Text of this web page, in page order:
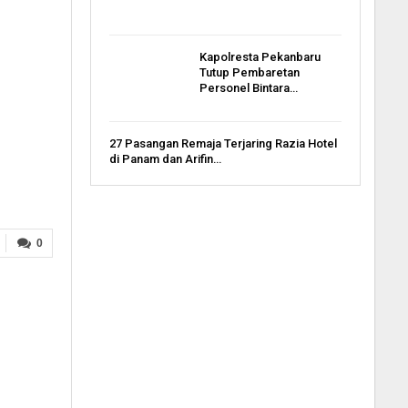
0
Kapolresta Pekanbaru
Tutup Pembaretan
Personel Bintara…
27 Pasangan Remaja Terjaring Razia Hotel
di Panam dan Arifin…